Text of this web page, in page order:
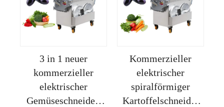
Kubusmaschine,
Schneidemaschine
Gemüseschneider
3 in 1 neuer
kommerzieller
elektrischer
Gemüseschneider,
Kommerzieller
elektrischer
spiralförmiger
Kartoffelschneider